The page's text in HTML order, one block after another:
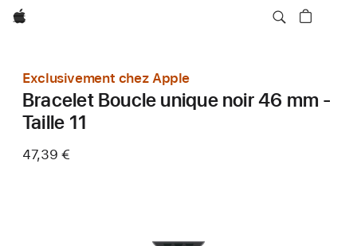
Apple
Exclusivement chez Apple
Bracelet Boucle unique noir 46 mm -
Taille 11
47,39 €